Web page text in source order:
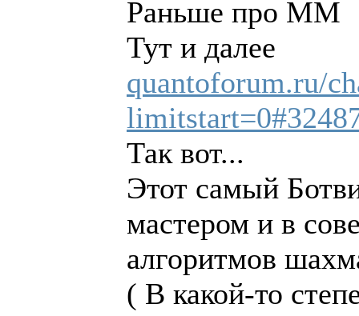
Раньше про ММ
Тут и далее
quantoforum.ru/
Так вот...
Этот самый
мастером и в
алгоритмов
( В какой-то